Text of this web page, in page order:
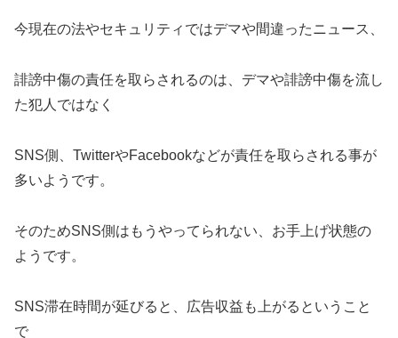
今現在の法やセキュリティではデマや間違ったニュース、
誹謗中傷の責任を取らされるのは、デマや誹謗中傷を流し
た犯人ではなく
SNS側、TwitterやFacebookなどが責任を取らされる事が
多いようです。
そのためSNS側はもうやってられない、お手上げ状態の
ようです。
SNS滞在時間が延びると、広告収益も上がるということ
で